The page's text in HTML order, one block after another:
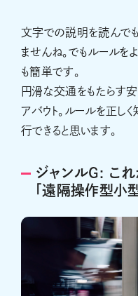
文字での説明を読んでも
ませんね。でもルールを
も簡単です。
円滑な交通をもたらす
アバウト。ルールを正しく
行できると思います。
ジャンルG: これ
「遠隔操作型小